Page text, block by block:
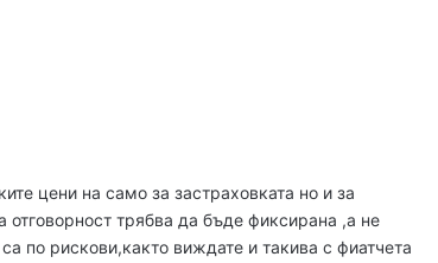
цени на само за застраховката но и за
отговорност трябва да бъде фиксирана ,а не
по рискови,както виждате и такива с фиатчета